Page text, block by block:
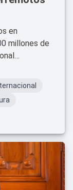
en
millones de